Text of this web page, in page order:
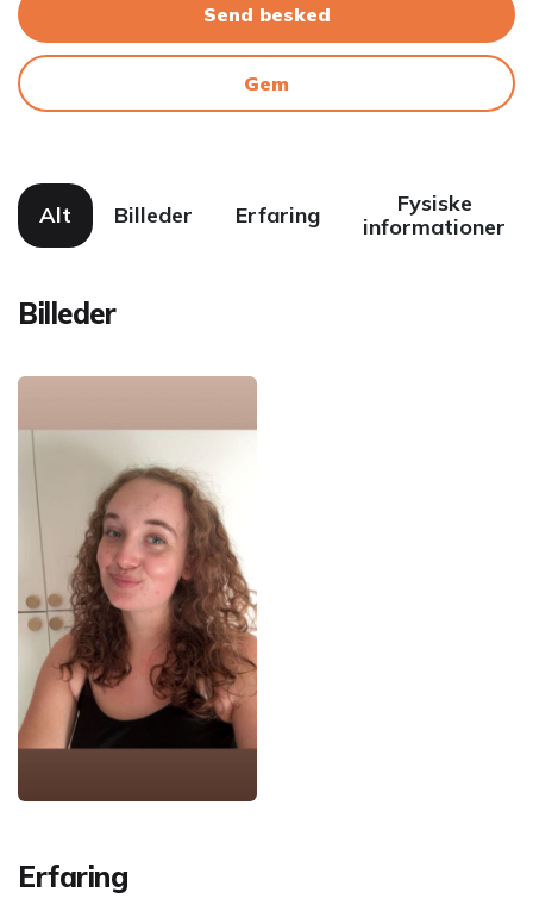
Send besked
Gem
Alt Billeder Erfaring
Fysiske
informationer
Billeder
Erfaring